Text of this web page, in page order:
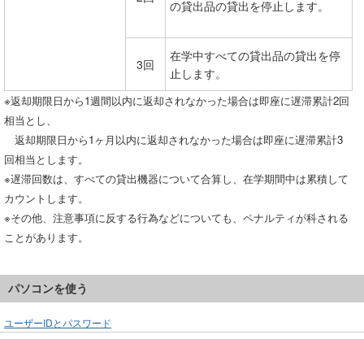
の貸出品の貸出を停止します。
3回
在学中すべての貸出品の貸出を停
止します。
※返却期限日から1週間以内に返却されなかった場合は即座に遅滞累計2回
相当とし、
返却期限日から1ヶ月以内に返却されなかった場合は即座に遅滞累計3
回相当とします。
※遅滞回数は、すべての貸出機器について合算し、在学期間中は累積して
カウントします。
※その他、注意事項に反する行為などについても、ペナルティが科される
ことがあります。
パソコンを使う
ユーザーIDとパスワード